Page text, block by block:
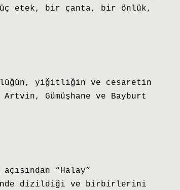
etek, bir çanta, bir önlük,
yiğitliğin ve cesaretin
Gümüşhane ve Bayburt
“Halay”
dizildiği ve birbirlerini